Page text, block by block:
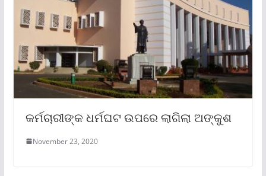
କର୍ମଚାରୀଙ୍କ ଧର୍ମଘଟ ଉପରେ ଲାଗିଲା ଅଙ୍କୁଶ
November 23, 2020